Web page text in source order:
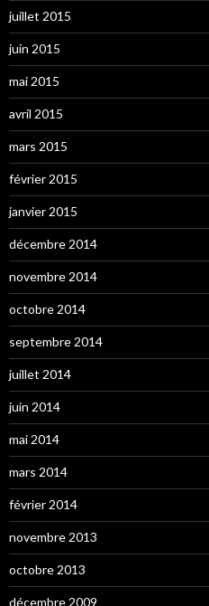
juillet 2015
juin 2015
mai 2015
avril 2015
mars 2015
février 2015
janvier 2015
décembre 2014
novembre 2014
octobre 2014
septembre 2014
juillet 2014
juin 2014
mai 2014
mars 2014
février 2014
novembre 2013
octobre 2013
décembre 2009